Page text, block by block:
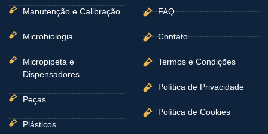
Manutenção e Calibração
Microbiologia
Micropipeta e
Dispensadores
Peças
Plásticos
FAQ
Contato
Termos e Condições
Política de Privacidade
Política de Cookies